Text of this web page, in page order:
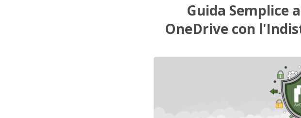
Guida Semplice
OneDrive con